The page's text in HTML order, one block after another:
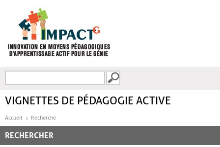
FORMULAIRE DE
VIGNETTES DE PÉDAGOGIE ACTIVE
Accueil Recherche
RECHERCHER